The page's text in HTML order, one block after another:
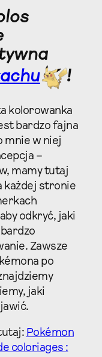
!
kolorowanka
bardzo fajna
mnie w niej
–
mamy tutaj
każdej stronie
odkryć, jaki
Zawsze
po
jaki
Pokémon
coloriages :